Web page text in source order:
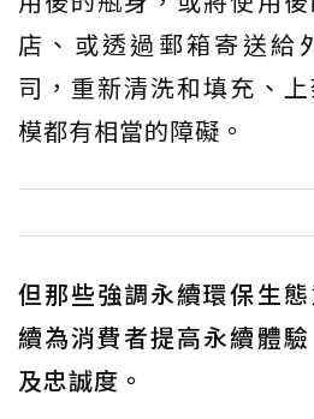
店、或透過郵箱寄送給
司，重新清洗和填充、
模都有相當的障礙。
但那些強調永續環保生
續為消費者提高永續體
及忠誠度。